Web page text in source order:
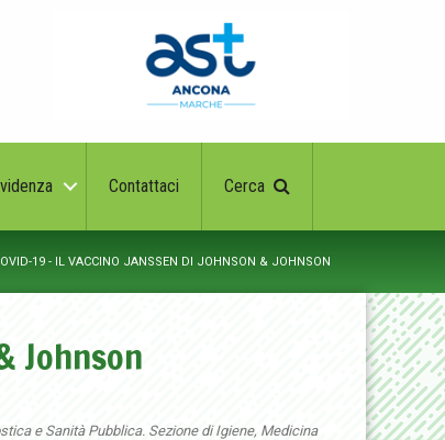
Contattaci Cerca
19 - IL VACCINO JANSSEN DI JOHNSON & JOHNSON
Johnson
e Sanità Pubblica. Sezione di Igiene, Medicina